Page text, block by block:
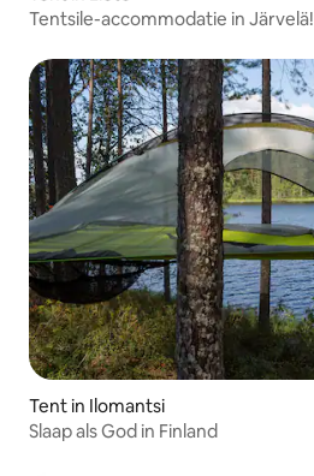
Tentsile-accommodatie in Järvelä!
Tent in Ilomantsi
Slaap als God in Finland